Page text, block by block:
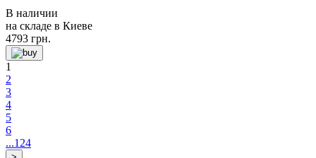
В наличии
на складе в Киеве
4793 грн.
1
2
3
4
5
6
...124